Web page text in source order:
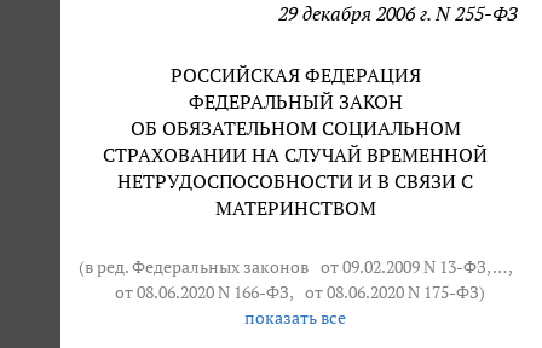
29 декабря 2006 г. N 255-ФЗ
РОССИЙСКАЯ ФЕДЕРАЦИЯ
ФЕДЕРАЛЬНЫЙ ЗАКОН
ОБ ОБЯЗАТЕЛЬНОМ СОЦИАЛЬНОМ
СТРАХОВАНИИ НА СЛУЧАЙ ВРЕМЕННОЙ
НЕТРУДОСПОСОБНОСТИ И В СВЯЗИ С
МАТЕРИНСТВОМ
(в ред. Федеральных законов от 09.02.2009 N 13-ФЗ, … ,
от 08.06.2020 N 166-ФЗ, от 08.06.2020 N 175-ФЗ)
показать все